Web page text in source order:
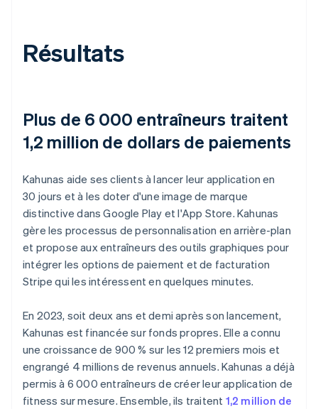
Résultats
Plus de 6 000 entraîneurs traitent
1,2 million de dollars de paiements
Kahunas aide ses clients à lancer leur application en
30 jours et à les doter d'une image de marque
distinctive dans Google Play et l'App Store. Kahunas
gère les processus de personnalisation en arrière-plan
et propose aux entraîneurs des outils graphiques pour
intégrer les options de paiement et de facturation
Stripe qui les intéressent en quelques minutes.
En 2023, soit deux ans et demi après son lancement,
Kahunas est financée sur fonds propres. Elle a connu
une croissance de 900 % sur les 12 premiers mois et
engrangé 4 millions de revenus annuels. Kahunas a déjà
permis à 6 000 entraîneurs de créer leur application de
fitness sur mesure. Ensemble, ils traitent 1,2 million de